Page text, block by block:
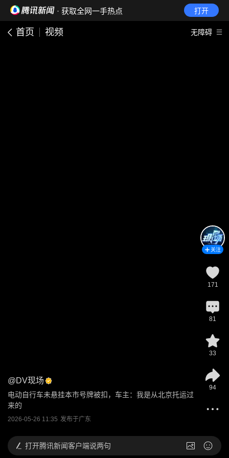
· 获取全网一手热点 打开
首页 视频 无障碍
@DV现场
电动自行车未悬挂本市号牌被扣，车主：我是从北京托运过
来的
2026-05-26 11:35 发布于广东
关注
171
81
33
94
打开腾讯新闻客户端说两句